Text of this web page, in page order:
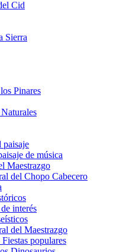
Cid
Sierra
Pinares
paisaje
de música
Maestrazgo
del Chopo Cabecero
interés
del Maestrazgo
populares